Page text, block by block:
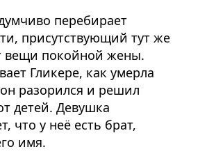
перебирает
присутствующий тут же
вещи покойной жены.
Гликере, как умерла
разорился и решил
детей. Девушка
что у неё есть брат,
имя.